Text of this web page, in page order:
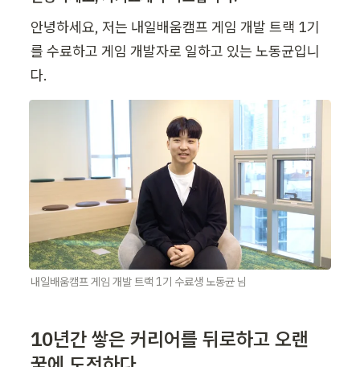
안녕하세요, 저는 내일배움캠프 게임 개발 트랙 1기
를 수료하고 게임 개발자로 일하고 있는 노동균입니
다.
내일배움캠프 게임 개발 트랙 1기 수료생 노동균 님
10년간 쌓은 커리어를 뒤로하고 오랜